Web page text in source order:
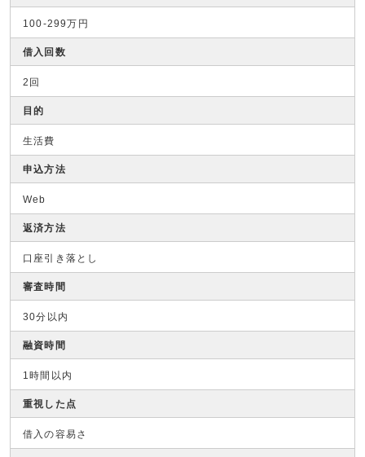
100-299万円
借入回数
2回
目的
生活費
申込方法
Web
返済方法
口座引き落とし
審査時間
30分以内
融資時間
1時間以内
重視した点
借入の容易さ